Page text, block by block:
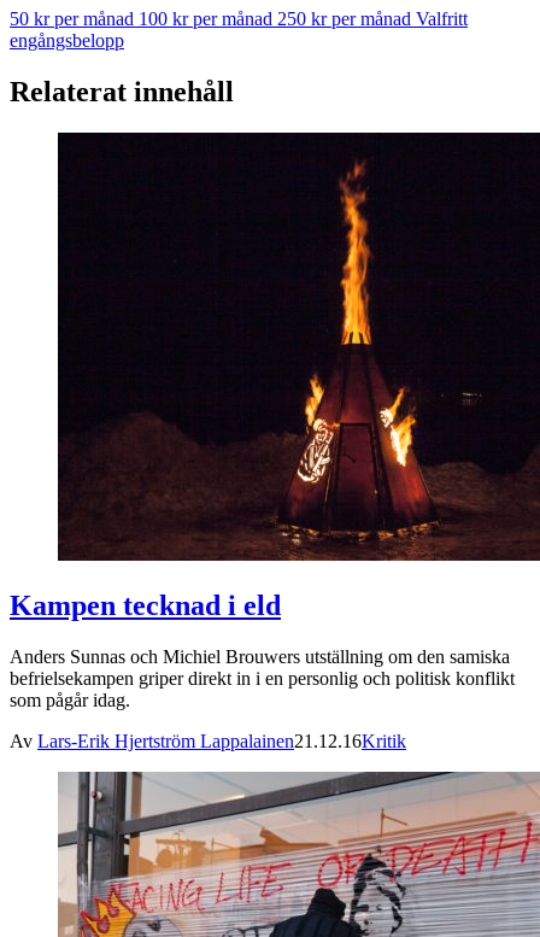
50 kr per månad 100 kr per månad 250 kr per månad Valfritt
engångsbelopp
Relaterat innehåll
Kampen tecknad i eld
Anders Sunnas och Michiel Brouwers utställning om den samiska
befrielsekampen griper direkt in i en personlig och politisk konflikt
som pågår idag.
Av Lars-Erik Hjertström Lappalainen21.12.16Kritik